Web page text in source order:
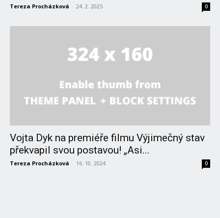
Tereza Procházková - 24. 2. 2025 0
Vojta Dyk na premiéře filmu Výjimečný stav
překvapil svou postavou! „Asi...
Tereza Procházková - 16. 10. 2024 0